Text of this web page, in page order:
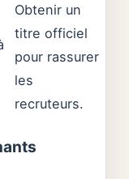
Obtenir un
titre officiel
pour rassurer
les
recruteurs.